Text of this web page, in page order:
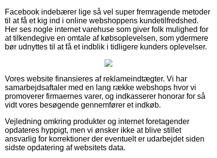
Facebook indebærer lige så vel super fremragende metoder
til at få et kig ind i online webshoppens kundetilfredshed.
Her ses nogle internet varehuse som giver folk mulighed for
at tilkendegive en omtale af købsoplevelsen, som ydermere
bør udnyttes til at få et indblik i tidligere kunders oplevelser.
Vores website finansieres af reklameindtægter. Vi har
samarbejdsaftaler med en lang række webshops hvor vi
promoverer firmaernes varer, og indkasserer honorar for så
vidt vores besøgende gennemfører et indkøb.
Vejledning omkring produkter og internet foretagender
opdateres hyppigt, men vi ønsker ikke at blive stillet
ansvarlig for korrektioner der eventuelt er udarbejdet siden
sidste opdatering af websitets data.